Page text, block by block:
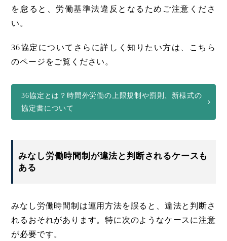
を怠ると、労働基準法違反となるためご注意くださ
い。
36協定についてさらに詳しく知りたい方は、こちら
のページをご覧ください。
36協定とは？時間外労働の上限規制や罰則、新様式の
協定書について
みなし労働時間制が違法と判断されるケースも
ある
みなし労働時間制は運用方法を誤ると、違法と判断さ
れるおそれがあります。特に次のようなケースに注意
が必要です。